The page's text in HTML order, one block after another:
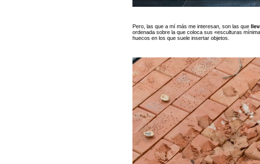
Pero, las que a mí más me interesan, son las que
ordenada sobre la que coloca sus «esculturas
huecos en los que suele insertar objetos.